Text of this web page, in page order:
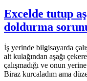
Excelde tutup
doldurma
İş yerinde bilgisayarda
alt kulağından aşağı
çalışmadığı ve onun
Biraz kurcaladım ama